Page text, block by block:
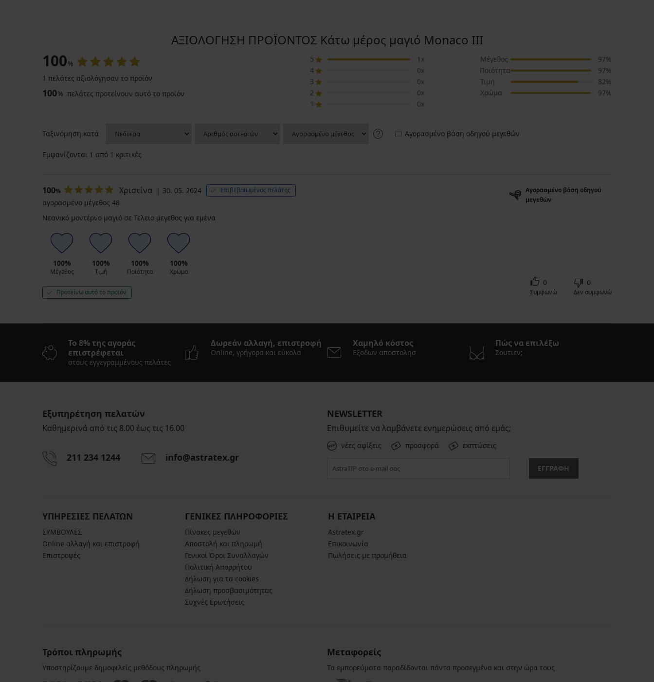
ΑΞΙΟΛΟΓΗΣΗ ΠΡΟΪΟΝΤΟΣ Κάτω μέρος μαγιό Monaco III
100%
1 πελάτες αξιολόγησαν το προϊόν
100% πελάτες προτείνουν αυτό το προϊόν
5
1x
4
0x
3
0x
2
0x
1
0x
Μέγεθος
97%
Ποιότητα
97%
Τιμή
82%
Χρώμα
97%
Ταξινόμηση κατά Αγορασμένο βάση οδηγού μεγεθών
Εμφανίζονται 1 από 1 κριτικές
100% Χριστίνα 30. 05. 2024 Επιβεβαιωμένος πελάτης
Αγορασμένο βάση οδηγού
μεγεθών
αγορασμένο μέγεθος 48
Νεανικό μοντέρνο μαγιό σε Τελειο μεγεθος για εμένα
100%
Μέγεθος
100%
Τιμή
100%
Ποιότητα
100%
Χρώμα
Προτείνω αυτό το προϊόν
0
Συμφωνώ
0
Δεν συμφωνώ
Το 8% της αγοράς
επιστρέφεται
στους εγγεγραμμένους πελάτες
Δωρεάν αλλαγή, επιστροφή
Online, γρήγορα και εύκολα
Χαμηλό κόστος
Εξοδων αποστολησ
Πώς να επιλέξω
Σουτιεν;
Εξυπηρέτηση πελατών
Καθημερινά από τις 8.00 έως τις 16.00
211 234 1244 info@astratex.gr
NEWSLETTER
Επιθυμείτε να λαμβάνετε ενημερώσεις από εμάς;
νέες αφίξεις προσφορά εκπτώσεις
ΕΓΓΡΑΦΗ
ΥΠΗΡΕΣΙΕΣ ΠΕΛΑΤΩΝ
ΣΥΜΒΟΥΛΕΣ
Online αλλαγή και επιστροφή
Επιστροφές
ΓΕΝΙΚΕΣ ΠΛΗΡΟΦΟΡΙΕΣ
Πίνακες μεγεθών
Αποστολή και πληρωμή
Γενικοί Όροι Συναλλαγών
Πολιτική Απορρήτου
Δήλωση για τα cookies
Δήλωση προσβασιμότητας
Συχνές Ερωτήσεις
Η ΕΤΑΙΡΕΙΑ
Astratex.gr
Επικοινωνία
Πωλήσεις με προμήθεια
Τρόποι πληρωμής
Υποστηρίζουμε δημοφιλείς μεθόδους πληρωμής
Μεταφορείς
Τα εμπορεύματα παραδίδονται πάντα προσεγμένα και στην ώρα τους